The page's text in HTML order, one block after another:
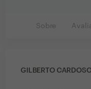
Sobre
GILBERTO